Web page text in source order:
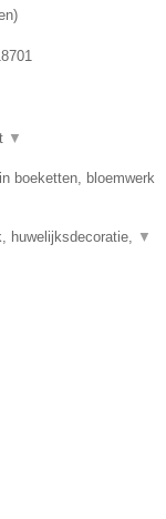
)
▼
boeketten, bloemwerk
huwelijksdecoratie, ▼